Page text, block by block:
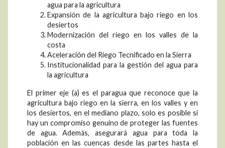
agua para la agricultura
Expansión de la agricultura bajo riego en los
desiertos
Modernización del riego en los valles de la
costa
Aceleración del Riego Tecnificado en la Sierra
Institucionalidad para la gestión del agua para
la agricultura
El primer eje (a) es el paragua que reconoce que la
agricultura bajo riego en la sierra, en los valles y en
los desiertos, en el mediano plazo, solo es posible si
hay un compromiso genuino de proteger las fuentes
de agua. Además, asegurará agua para toda la
población en las cuencas desde las partes hasta el